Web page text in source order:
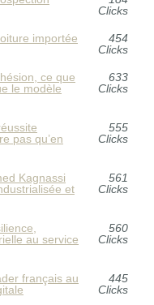
Clicks
importée
454
Clicks
ce que
le modèle
633
Clicks
pas qu’en
555
Clicks
Kagnassi
et
561
Clicks
au service
560
Clicks
français au
445
Clicks